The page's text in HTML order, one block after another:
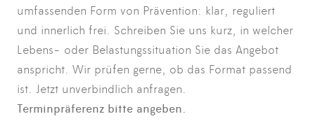
umfassenden Form von Prävention: klar, reguliert
und innerlich frei. Schreiben Sie uns kurz, in welcher
Lebens- oder Belastungssituation Sie das Angebot
anspricht. Wir prüfen gerne, ob das Format passend
ist. Jetzt unverbindlich anfragen.
Terminpräferenz bitte angeben.